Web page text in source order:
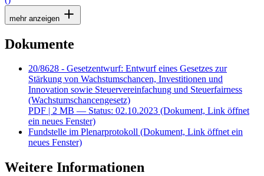
mehr anzeigen
Dokumente
20/8628 - Gesetzentwurf: Entwurf eines Gesetzes zur
Stärkung von Wachstumschancen, Investitionen und
Innovation sowie Steuervereinfachung und Steuerfairness
(Wachstumschancengesetz)
PDF | 2 MB — Status: 02.10.2023 (Dokument, Link öffnet
ein neues Fenster)
Fundstelle im Plenarprotokoll (Dokument, Link öffnet ein
neues Fenster)
Weitere Informationen